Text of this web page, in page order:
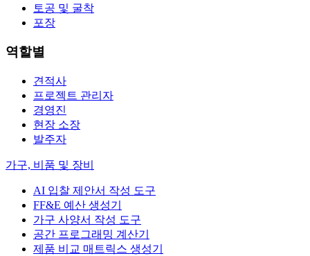
토공 및 굴착
포장
역할별
견적사
프로젝트 관리자
경영진
현장 소장
발주자
가구, 비품 및 장비
AI 입찰 제안서 작성 도구
FF&E 예산 생성기
가구 사양서 작성 도구
공간 프로그래밍 계산기
제품 비교 매트릭스 생성기